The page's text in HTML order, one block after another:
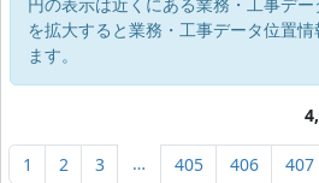
を拡大すると業務・工事データ位置
ます。
1 2 3 … 405 406 407